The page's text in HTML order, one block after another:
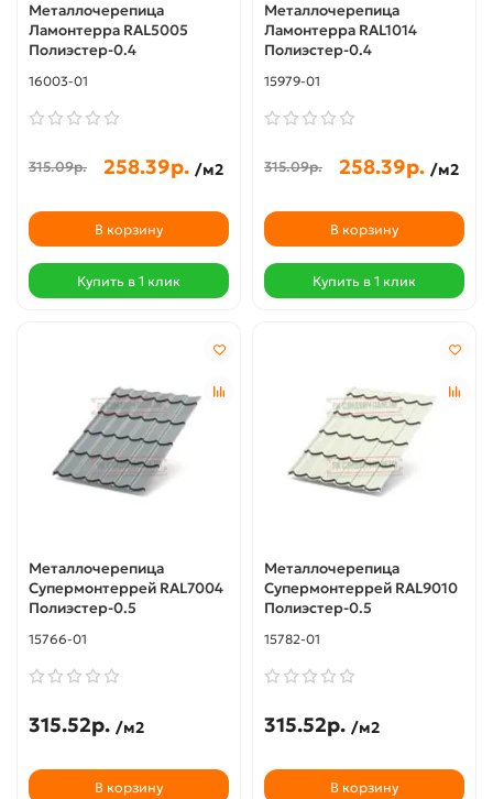
Металлочерепица
Ламонтерра RAL5005
Полиэстер-0.4
16003-01
315.09р. 258.39р. /м2
В корзину
Купить в 1 клик
Металлочерепица
Ламонтерра RAL1014
Полиэстер-0.4
15979-01
315.09р. 258.39р. /м2
В корзину
Купить в 1 клик
Металлочерепица
Супермонтеррей RAL7004
Полиэстер-0.5
15766-01
315.52р. /м2
В корзину
Металлочерепица
Супермонтеррей RAL9010
Полиэстер-0.5
15782-01
315.52р. /м2
В корзину